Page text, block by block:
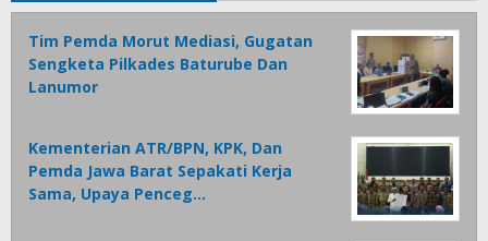
Tim Pemda Morut Mediasi, Gugatan
Sengketa Pilkades Baturube Dan
Lanumor
Kementerian ATR/BPN, KPK, Dan
Pemda Jawa Barat Sepakati Kerja
Sama, Upaya Penceg…